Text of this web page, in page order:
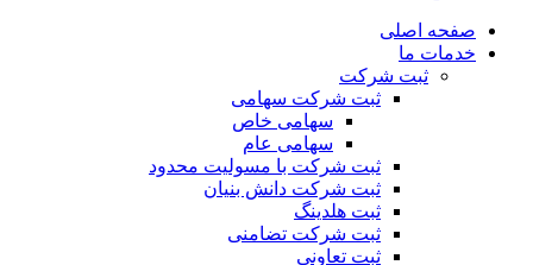
صفحه اصلی
خدمات ما
ثبت شرکت
ثبت شرکت سهامی
سهامی خاص
سهامی عام
ثبت شرکت با مسولیت محدود
ثبت شرکت دانش بنیان
ثبت هلدینگ
ثبت شرکت تضامنی
ثبت تعاونی